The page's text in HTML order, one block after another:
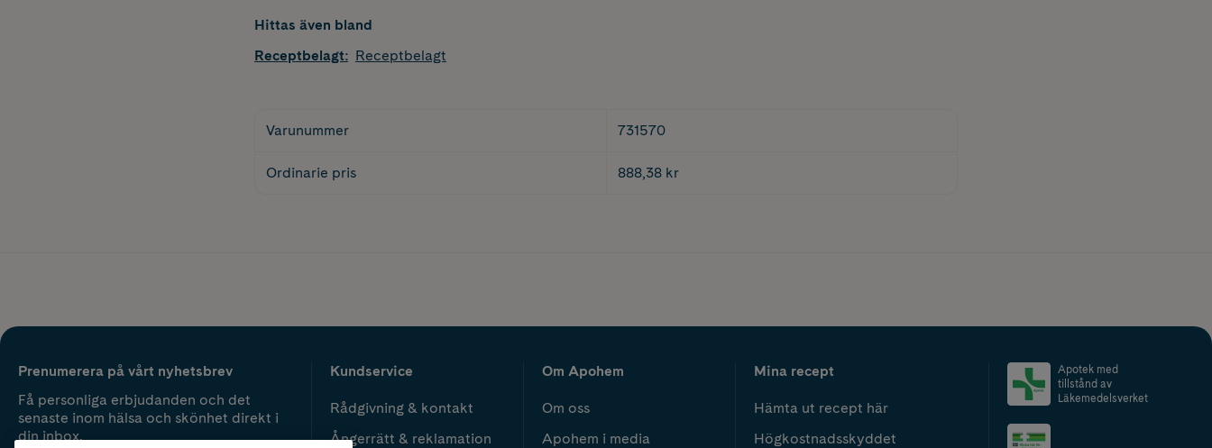
Hittas även bland
Receptbelagt: Receptbelagt
Varunummer 731570
Ordinarie pris 888,38 kr
Prenumerera på vårt nyhetsbrev
Få personliga erbjudanden och det
senaste inom hälsa och skönhet direkt i
din inbox.
Kundservice
Rådgivning & kontakt
Ångerrätt & reklamation
Om Apohem
Om oss
Apohem i media
Mina recept
Hämta ut recept här
Högkostnadsskyddet
Apotek med
tillstånd av
Läkemedelsverket